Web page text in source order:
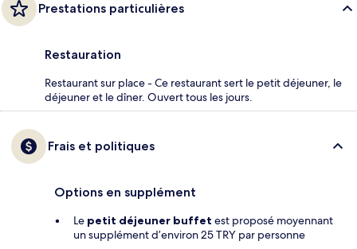
Prestations particulières
Restauration
Restaurant sur place - Ce restaurant sert le petit déjeuner, le
déjeuner et le dîner. Ouvert tous les jours.
Frais et politiques
Options en supplément
Le petit déjeuner buffet est proposé moyennant
un supplément d’environ 25 TRY par personne